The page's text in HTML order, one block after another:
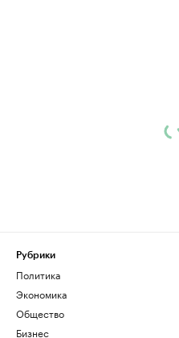
Рубрики
Политика
Экономика
Общество
Бизнес